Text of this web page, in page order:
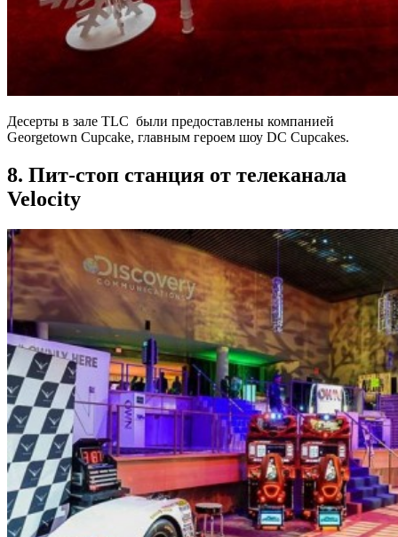
Десерты в зале TLC были предоставлены компанией
Georgetown Cupcake, главным героем шоу DC Cupcakes.
8. Пит-стоп станция от телеканала
Velocity